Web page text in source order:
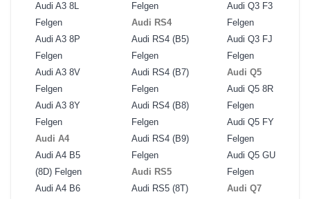
Audi A3 8L
Felgen
Audi A3 8P
Felgen
Audi A3 8V
Felgen
Audi A3 8Y
Felgen
Audi A4
Audi A4 B5
(8D) Felgen
Audi A4 B6
Felgen
Audi RS4
Audi RS4 (B5)
Felgen
Audi RS4 (B7)
Felgen
Audi RS4 (B8)
Felgen
Audi RS4 (B9)
Felgen
Audi RS5
Audi RS5 (8T)
Audi Q3 F3
Felgen
Audi Q3 FJ
Felgen
Audi Q5
Audi Q5 8R
Felgen
Audi Q5 FY
Felgen
Audi Q5 GU
Felgen
Audi Q7